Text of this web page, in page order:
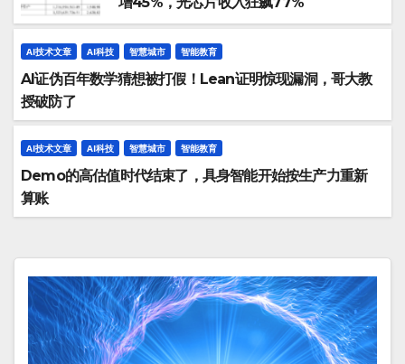
AI技术文章 AI科技 智慧城市 智能教育
AI证伪百年数学猜想被打假！Lean证明惊现漏洞，哥大教
授破防了
AI技术文章 AI科技 智慧城市 智能教育
Demo的高估值时代结束了，具身智能开始按生产力重新
算账